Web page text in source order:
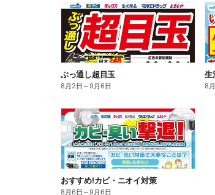
ぶっ通し超目玉
8月2日 ～9月6日
生
8
おすすめ!カビ・ニオイ対策
8月6日 ～9月6日